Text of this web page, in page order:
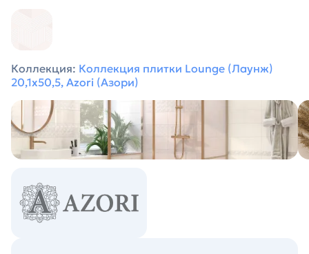
Коллекция: Коллекция плитки Lounge (Лаунж)
20,1х50,5, Azori (Азори)